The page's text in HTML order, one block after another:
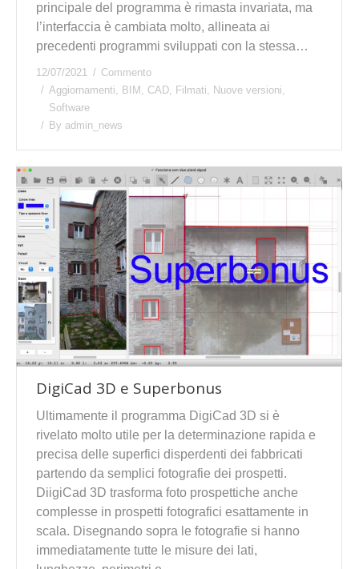
principale del programma è rimasta invariata, ma
l’interfaccia è cambiata molto, allineata ai
precedenti programmi sviluppati con la stessa…
12/07/2021
Commento
Aggiornamenti, BIM , CAD, Filmati, Nuove versioni,
Software
By admin_news
DigiCad 3D e Superbonus
Ultimamente il programma DigiCad 3D si è
rivelato molto utile per la determinazione rapida e
precisa delle superfici disperdenti dei fabbricati
partendo da semplici fotografie dei prospetti.
DiigiCad 3D trasforma foto prospettiche anche
complesse in prospetti fotografici esattamente in
scala. Disegnando sopra le fotografie si hanno
immediatamente tutte le misure dei lati,